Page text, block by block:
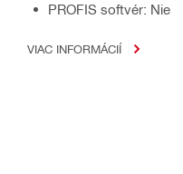
PROFIS softvér: Nie
VIAC INFORMÁCIÍ